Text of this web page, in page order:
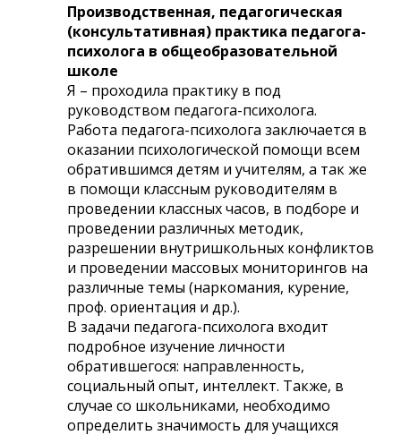
Производственная, педагогическая
(консультативная) практика педагога-
психолога в общеобразовательной
школе
Я – проходила практику в под
руководством педагога-психолога.
Работа педагога-психолога заключается в
оказании психологической помощи всем
обратившимся детям и учителям, а так же
в помощи классным руководителям в
проведении классных часов, в подборе и
проведении различных методик,
разрешении внутришкольных конфликтов
и проведении массовых мониторингов на
различные темы (наркомания, курение,
проф. ориентация и др.).
В задачи педагога-психолога входит
подробное изучение личности
обратившегося: направленность,
социальный опыт, интеллект. Также, в
случае со школьниками, необходимо
определить значимость для учащихся